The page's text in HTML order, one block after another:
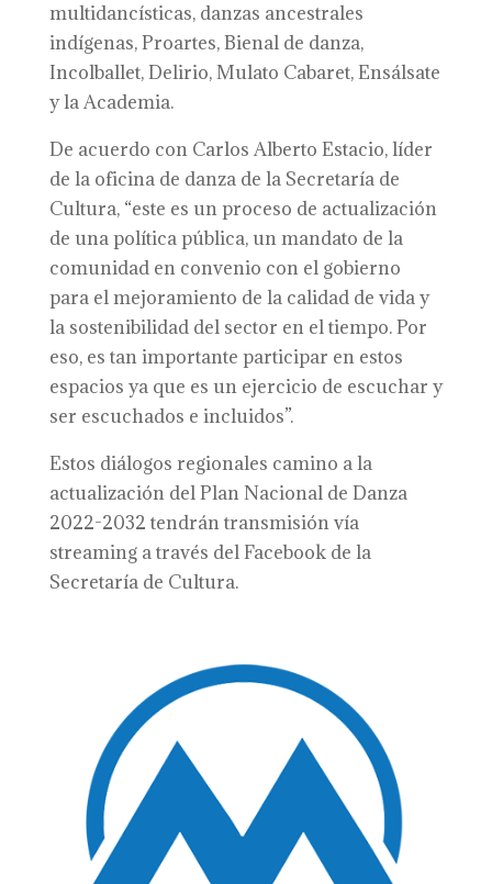
multidancísticas, danzas ancestrales
indígenas, Proartes, Bienal de danza,
Incolballet, Delirio, Mulato Cabaret, Ensálsate
y la Academia.
De acuerdo con Carlos Alberto Estacio, líder
de la oficina de danza de la Secretaría de
Cultura, “este es un proceso de actualización
de una política pública, un mandato de la
comunidad en convenio con el gobierno
para el mejoramiento de la calidad de vida y
la sostenibilidad del sector en el tiempo. Por
eso, es tan importante participar en estos
espacios ya que es un ejercicio de escuchar y
ser escuchados e incluidos”.
Estos diálogos regionales camino a la
actualización del Plan Nacional de Danza
2022-2032 tendrán transmisión vía
streaming a través del Facebook de la
Secretaría de Cultura.